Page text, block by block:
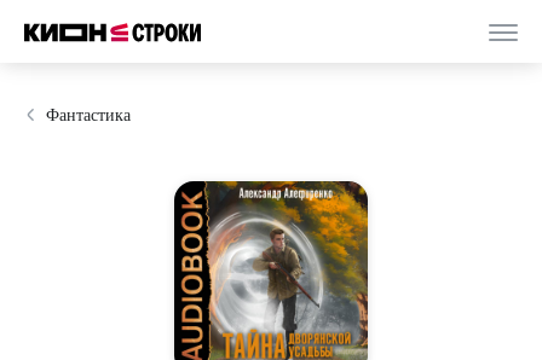
Фантастика